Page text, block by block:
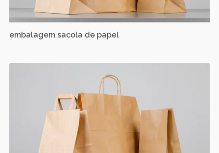
embalagem sacola de papel